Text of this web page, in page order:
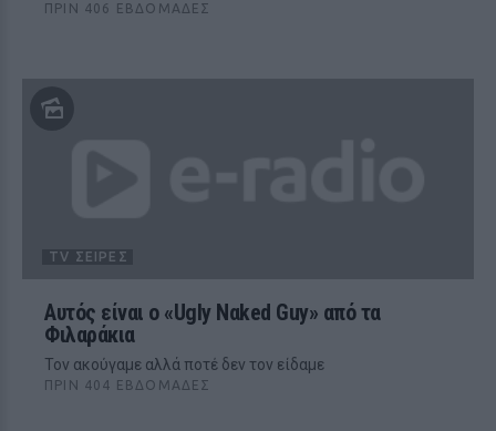
ΠΡΙΝ 406 ΕΒΔΟΜΆΔΕΣ
TV ΣΕΙΡΈΣ
Αυτός είναι ο «Ugly Nαked Guy» από τα
Φιλαράκια
Τον ακούγαμε αλλά ποτέ δεν τον είδαμε
ΠΡΙΝ 404 ΕΒΔΟΜΆΔΕΣ